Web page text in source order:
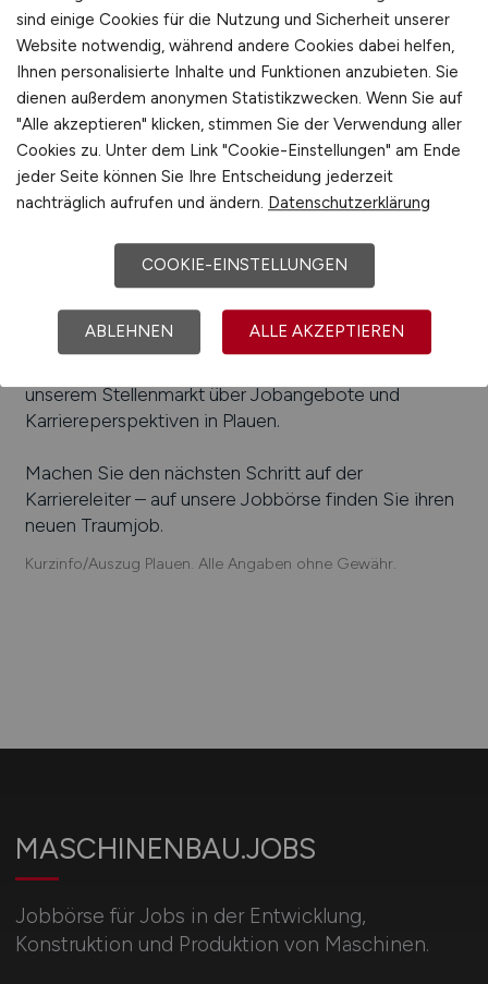
Maschinen-, Ingenieurwesen
Beliebte Arbeitgeber inPlauen, die attraktive
Jobangebote bieten:Plauen Stahl Technologie
GmbH, SDP Sachsendruck GmbH, Vogtländisches
Kabelwerk GmbH, vosla GmbH, BAP Boysen
Abgssysteme Plauen GmbH & Co. KG, EControl-
Glas GmbH & Co. KG, Vogtlandmilch GmbH, Plauen
GmbH, MAN Truck und Bus Deutschland AG, Wema
Vogtland Technology GmbH, Vogtländisches
Einfach online aktuelle Stellenangebote inPlauen
unserem Stellenmarkt über Jobangebote und
Karriereperspektiven in Plauen.
Machen Sie den nächsten Schritt auf der
Karriereleiter – auf unsere Jobbörse finden Sie ihren
neuen Traumjob.
Kurzinfo/Auszug Plauen. Alle Angaben ohne Gewähr.
MASCHINENBAU.JOBS
Jobbörse für Jobs in der Entwicklung,
Konstruktion und Produktion von Maschinen.
sind einige Cookies für die Nutzung und Sicherheit unserer
Website notwendig, während andere Cookies dabei helfen,
Ihnen personalisierte Inhalte und Funktionen anzubieten. Sie
dienen außerdem anonymen Statistikzwecken. Wenn Sie auf
"Alle akzeptieren" klicken, stimmen Sie der Verwendung aller
Cookies zu. Unter dem Link "Cookie-Einstellungen" am Ende
jeder Seite können Sie Ihre Entscheidung jederzeit
nachträglich aufrufen und ändern. Datenschutzerklärung
COOKIE-EINSTELLUNGEN
ABLEHNEN ALLE AKZEPTIEREN